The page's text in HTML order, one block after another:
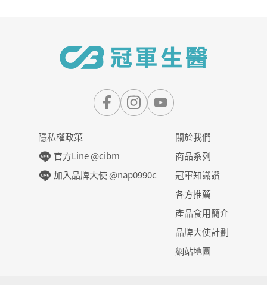
隱私權政策
官方Line @cibm
加入品牌大使 @nap0990c
關於我們
商品系列
冠軍知識讚
各方推薦
產品食用簡介
品牌大使計劃
網站地圖